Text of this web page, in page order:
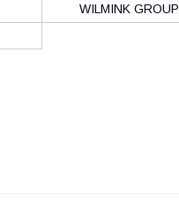
WILMINK GROUP